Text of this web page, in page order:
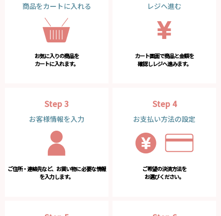
商品をカートに入れる
お気に入りの商品を
カートに入れます。
レジへ進む
カート画面で商品と金額を
確認しレジへ進みます。
Step 3
お客様情報を入力
ご住所・連絡先など、お買い物に必要な情報
を入力します。
Step 4
お支払い方法の設定
ご希望の決済方法を
お選びください。